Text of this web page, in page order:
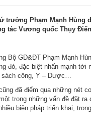
trưởng Phạm Mạnh
tác Vương quốc Thụy
Bộ GD&ĐT Phạm Mạnh
đó, đặc biệt nhấn mạnh
sách công, Y – Dược…
đã điểm qua những nét
trong những vấn đề đặt
biện pháp triển khai,